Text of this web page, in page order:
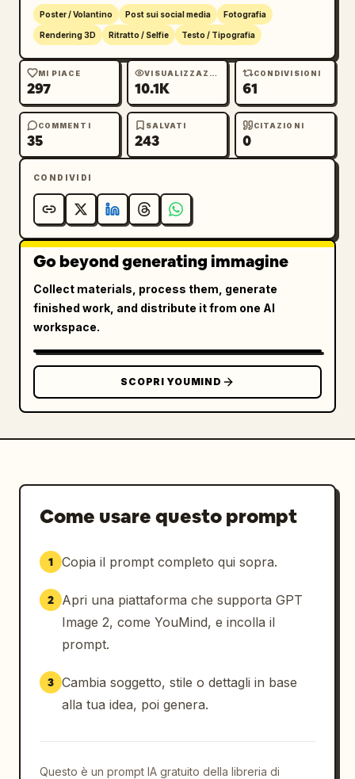
producendo eleganti riflessi, un bagliore
cinematografico e sottili raggi di luce
della pelle ultra-realistica, qualità
fotografica di alta moda.
Tipografia elegantemente integrata nella
composizione:
[NAME]
CAPITOLO [AGE]
UN ANNO DI MAGIA,
Tipografia serif di lusso raffinata con
spaziatura editoriale moderna ed estetica da
copertina di rivista di alta moda.
Palette di colori di lusso: avorio, oro
champagne, rosa cipria, bianco perla, beige
profondità di campo premium, ombre naturali,
pubblicitaria di lusso, composizione pulita,
nessun artefatto AI, qualità da capolavoro.
Poster / Volantino Post sui social media Fotografia
Rendering 3D Ritratto / Selfie Testo / Tipografia
MI PIACE
297
VISUALIZZAZIONI
10.1K
CONDIVISIONI
61
COMMENTI
35
SALVATI
243
CITAZIONI
0
CONDIVIDI
Go beyond generating immagine
Collect materials, process them, generate
finished work, and distribute it from one AI
workspace.
SCOPRI YOUMIND
Come usare questo prompt
1 Copia il prompt completo qui sopra.
2
Apri una piattaforma che supporta GPT
Image 2, come YouMind, e incolla il
prompt.
3 Cambia soggetto, stile o dettagli in base
alla tua idea, poi genera.
Questo è un prompt IA gratuito della libreria di